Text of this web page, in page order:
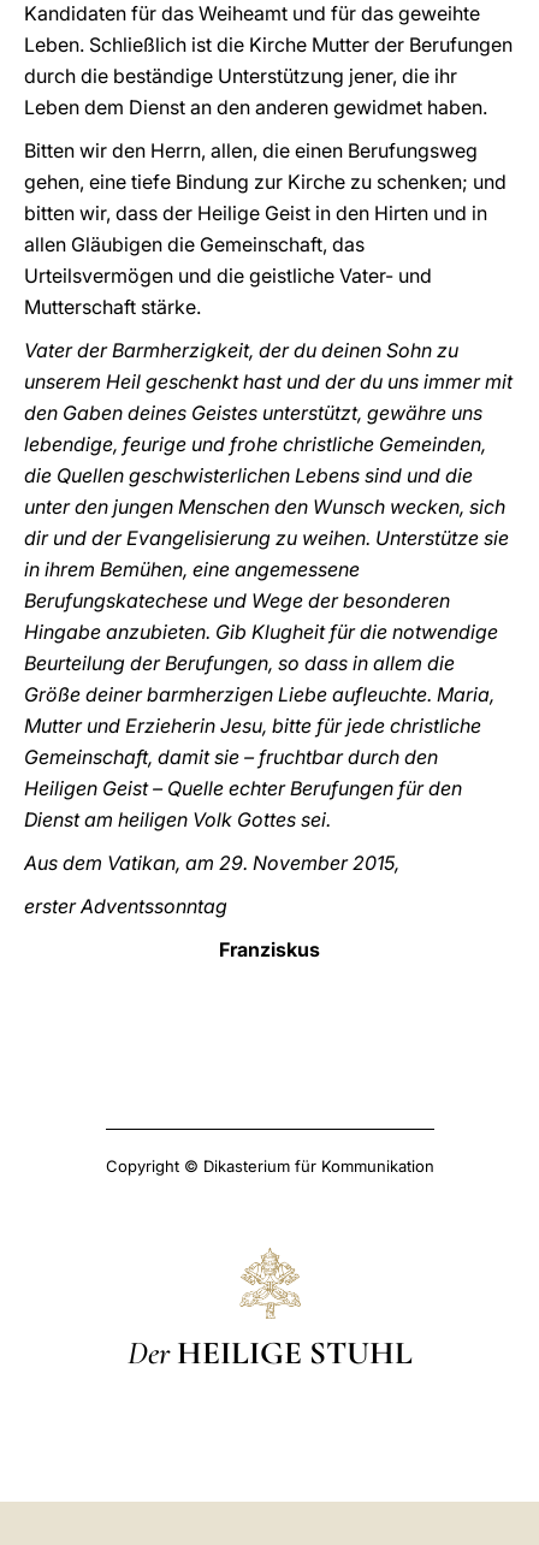
Kandidaten für das Weiheamt und für das geweihte
Leben. Schließlich ist die Kirche Mutter der Berufungen
durch die beständige Unterstützung jener, die ihr
Leben dem Dienst an den anderen gewidmet haben.
Bitten wir den Herrn, allen, die einen Berufungsweg
gehen, eine tiefe Bindung zur Kirche zu schenken; und
bitten wir, dass der Heilige Geist in den Hirten und in
allen Gläubigen die Gemeinschaft, das
Urteilsvermögen und die geistliche Vater- und
Mutterschaft stärke.
Vater der Barmherzigkeit, der du deinen Sohn zu
unserem Heil geschenkt hast und der du uns immer mit
den Gaben deines Geistes unterstützt, gewähre uns
lebendige, feurige und frohe christliche Gemeinden,
die Quellen geschwisterlichen Lebens sind und die
unter den jungen Menschen den Wunsch wecken, sich
dir und der Evangelisierung zu weihen. Unterstütze sie
in ihrem Bemühen, eine angemessene
Berufungskatechese und Wege der besonderen
Hingabe anzubieten. Gib Klugheit für die notwendige
Beurteilung der Berufungen, so dass in allem die
Größe deiner barmherzigen Liebe aufleuchte. Maria,
Mutter und Erzieherin Jesu, bitte für jede christliche
Gemeinschaft, damit sie – fruchtbar durch den
Heiligen Geist – Quelle echter Berufungen für den
Dienst am heiligen Volk Gottes sei.
Aus dem Vatikan, am 29. November 2015,
erster Adventssonntag
Franziskus
Copyright © Dikasterium für Kommunikation
Der HEILIGE STUHL